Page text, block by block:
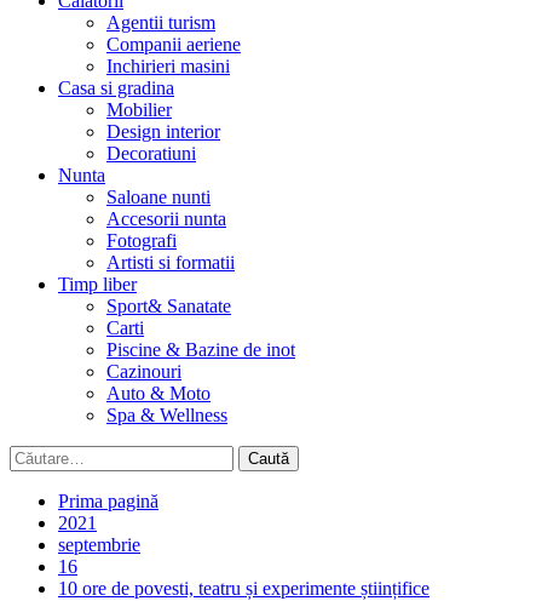
Agentii turism
Companii aeriene
Inchirieri masini
Casa si gradina
Mobilier
Design interior
Decoratiuni
Nunta
Saloane nunti
Accesorii nunta
Fotografi
Artisti si formatii
Timp liber
Sport& Sanatate
Carti
Piscine & Bazine de inot
Cazinouri
Auto & Moto
Spa & Wellness
Caută
după:
Prima pagină
2021
septembrie
16
10 ore de povesti, teatru și experimente științifice